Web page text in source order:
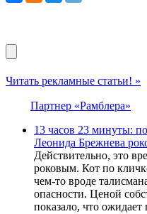
Читать рекламные статьи! »
Партнер «Рамблера»
13 часов 23 минуты:
Леонида Брежнева
Действительно, это
роковым. Кот по
чем-то вроде
опасности. Ценой
показало, что ожидает